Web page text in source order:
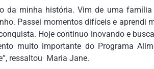
da minha história. Vim de uma
Passei momentos difíceis e aprendi
Hoje continuo inovando e
muito importante do Programa
ressaltou Maria Jane.